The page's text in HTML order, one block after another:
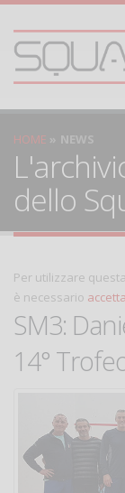
HOME NEWS
dello
Per utilizzare
è necessario
SM3:
14°